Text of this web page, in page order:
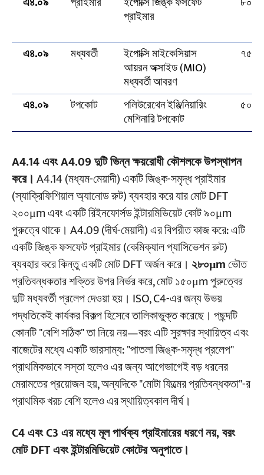
প্রাইমার
এ৪.০৯ মধ্যবর্তী ইপোক্সি মাইকেসিয়াস
আয়রন অক্সাইড (MIO)
মধ্যবর্তী আবরণ
এ৪.০৯ টপকোট পলিউরেথেন ইঞ্জিনিয়ারিং
মেশিনারি টপকোট
A4.14 এবং A4.09 দুটি ভিন্ন ক্ষয়রোধী কৌশলকে উপস্থাপন
করে। A4.14 (মধ্যম-মেয়াদী) একটি জিঙ্ক-সমৃদ্ধ প্রাইমার
(স্যাক্রিফিশিয়াল অ্যানোড রুট) ব্যবহার করে যার মোট DFT
২০০μm এবং একটি রিইনফোর্সড ইন্টারমিডিয়েট কোট ৯০μm
পুরুত্বে থাকে। A4.09 (দীর্ঘ-মেয়াদী) এর বিপরীত কাজ করে: এটি
একটি জিঙ্ক ফসফেট প্রাইমার (কেমিক্যাল প্যাসিভেশন রুট)
ব্যবহার করে কিন্তু একটি মোট DFT অর্জন করে। ২৮০μmভৌত
প্রতিবন্ধকতার শক্তির উপর নির্ভর করে, মোট ১৫০μm পুরুত্বের
দুটি মধ্যবর্তী প্রলেপ দেওয়া হয়। ISO, C4-এর জন্য উভয়
পদ্ধতিকেই কার্যকর বিকল্প হিসেবে তালিকাভুক্ত করেছে। পছন্দটি
কোনটি "বেশি সঠিক" তা নিয়ে নয়—বরং এটি সুরক্ষার স্থায়িত্ব এবং
বাজেটের মধ্যে একটি ভারসাম্য: "পাতলা জিঙ্ক-সমৃদ্ধ প্রলেপ"
প্রাথমিকভাবে সস্তা হলেও এর জন্য আগেভাগেই বড় ধরনের
মেরামতের প্রয়োজন হয়, অন্যদিকে "মোটা ফিল্মের প্রতিবন্ধকতা"-র
প্রাথমিক খরচ বেশি হলেও এর স্থায়িত্বকাল দীর্ঘ।
C4 এবং C3 এর মধ্যে মূল পার্থক্য প্রাইমারের ধরণে নয়, বরং
মোট DFT এবং ইন্টারমিডিয়েট কোটের অনুপাতে।